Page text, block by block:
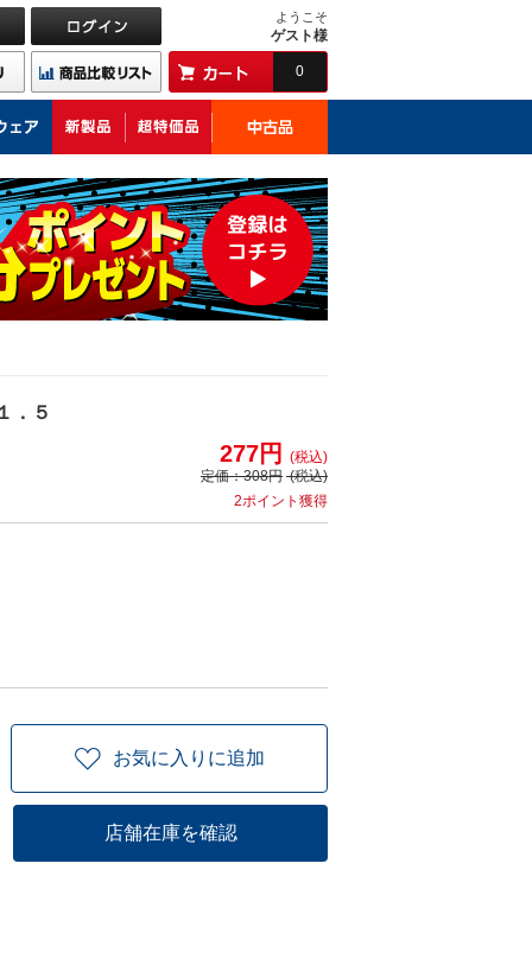
ようこそ
ゲスト様
0
．５
277円
(税込)
定価：308円 (税込)
2ポイント獲得
お気に入りに追加
店舗在庫を確認